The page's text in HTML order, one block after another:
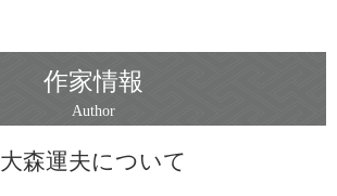
作家情報
大森運夫について